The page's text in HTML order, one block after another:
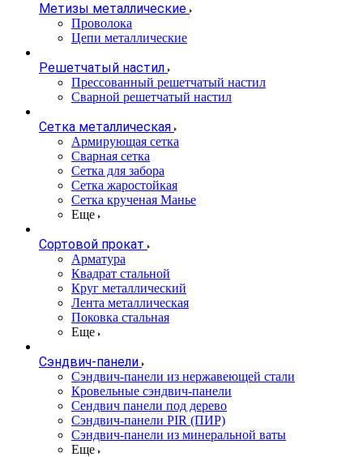
Метизы металлические
Проволока
Цепи металлические
Решетчатый настил
Прессованный решетчатый настил
Сварной решетчатый настил
Сетка металлическая
Армирующая сетка
Сварная сетка
Сетка для забора
Сетка жаростойкая
Сетка крученая Манье
Еще
Сортовой прокат
Арматура
Квадрат стальной
Круг металлический
Лента металлическая
Поковка стальная
Еще
Сэндвич-панели
Cэндвич-панели из нержавеющей стали
Кровельные сэндвич-панели
Сендвич панели под дерево
Сэндвич-панели PIR (ПИР)
Сэндвич-панели из минеральной ваты
Еще